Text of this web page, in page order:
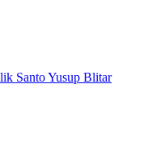
Santo Yusup Blitar